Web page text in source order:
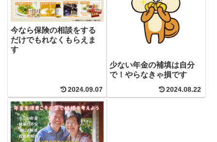
今なら保険の相談をする
だけでもれなくもらえま
す
2024.09.07
少ない年金の補填は自分
で！やらなきゃ損です
2024.08.22